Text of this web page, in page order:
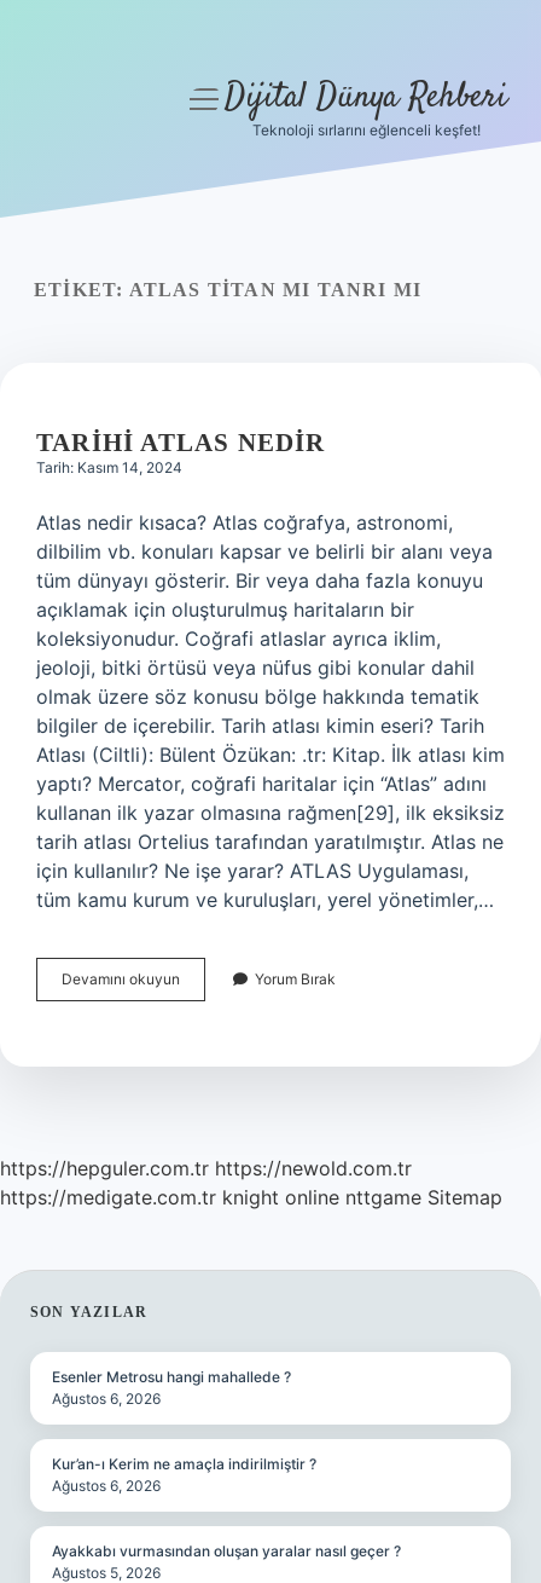
Yasal Uyarı
menüyüDijital Dünya Rehberi
Teknoloji sırlarını eğlenceli keşfet!
ETIKET: ATLAS TITAN MI TANRI MI
TARIHI ATLAS NEDIR
Tarih: Kasım 14, 2024
Atlas nedir kısaca? Atlas coğrafya, astronomi,
dilbilim vb. konuları kapsar ve belirli bir alanı veya
tüm dünyayı gösterir. Bir veya daha fazla konuyu
açıklamak için oluşturulmuş haritaların bir
koleksiyonudur. Coğrafi atlaslar ayrıca iklim,
jeoloji, bitki örtüsü veya nüfus gibi konular dahil
olmak üzere söz konusu bölge hakkında tematik
bilgiler de içerebilir. Tarih atlası kimin eseri? Tarih
Atlası (Ciltli): Bülent Özükan: .tr: Kitap. İlk atlası kim
yaptı? Mercator, coğrafi haritalar için “Atlas” adını
kullanan ilk yazar olmasına rağmen[29], ilk eksiksiz
tarih atlası Ortelius tarafından yaratılmıştır. Atlas ne
için kullanılır? Ne işe yarar? ATLAS Uygulaması,
tüm kamu kurum ve kuruluşları, yerel yönetimler,…
Devamını okuyun
Atlas
Yorum Bırak
https://hepguler.com.tr https://newold.com.tr
https://medigate.com.tr knight online nttgame Sitemap
SIDEBAR
SON YAZILAR
Esenler Metrosu hangi mahallede ?
Ağustos 6, 2026
Kur’an-ı Kerim ne amaçla indirilmiştir ?
Ağustos 6, 2026
Ayakkabı vurmasından oluşan yaralar nasıl geçer ?
Ağustos 5, 2026